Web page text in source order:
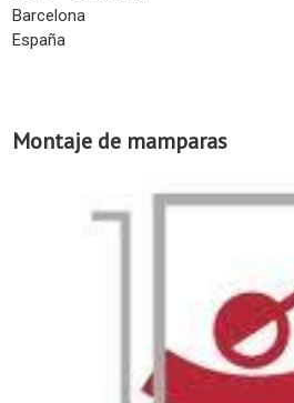
Barcelona
España
Montaje de mamparas